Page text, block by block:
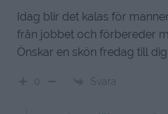
Idag blir det kalas för
från jobbet och förbereder
Önskar en skön fredag till
0 Svara